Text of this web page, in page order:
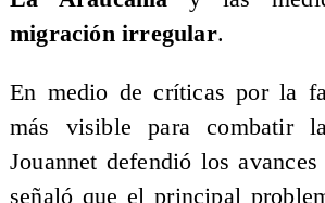
migración irregular.
En medio de críticas por la
más visible para combatir
Jouannet defendió los
señaló que el principal